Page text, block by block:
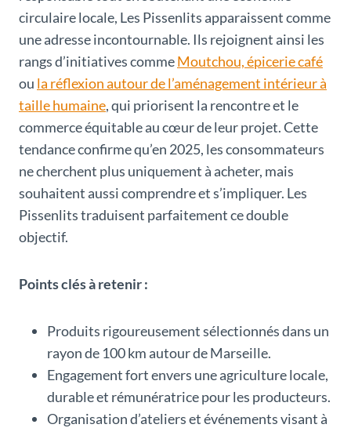
circulaire locale, Les Pissenlits apparaissent comme
une adresse incontournable. Ils rejoignent ainsi les
rangs d’initiatives commeMoutchou, épicerie café
ou la réflexion autour de l’aménagement intérieur à
taille humaine, qui priorisent la rencontre et le
commerce équitable au cœur de leur projet. Cette
tendance confirme qu’en 2025, les consommateurs
ne cherchent plus uniquement à acheter, mais
souhaitent aussi comprendre et s’impliquer. Les
Pissenlits traduisent parfaitement ce double
objectif.
Points clés à retenir :
Produits rigoureusement sélectionnés dans un
rayon de 100 km autour de Marseille.
Engagement fort envers une agriculture locale,
durable et rémunératrice pour les producteurs.
Organisation d’ateliers et événements visant à